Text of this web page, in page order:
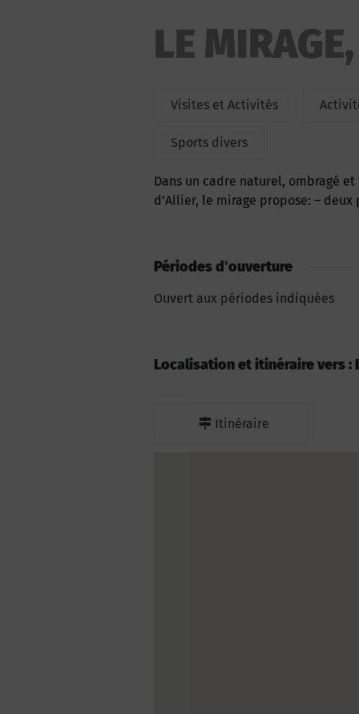
LE
Visites et Activités
Sports divers
Dans un cadre naturel, ombragé et très agréable sur les bords du plan d’eau du lac
d’Allier, le mirage propose: –
Périodes d'ouverture
Ouvert aux périodes indiquées
Localisation et itinéraire vers :
Itinéraire